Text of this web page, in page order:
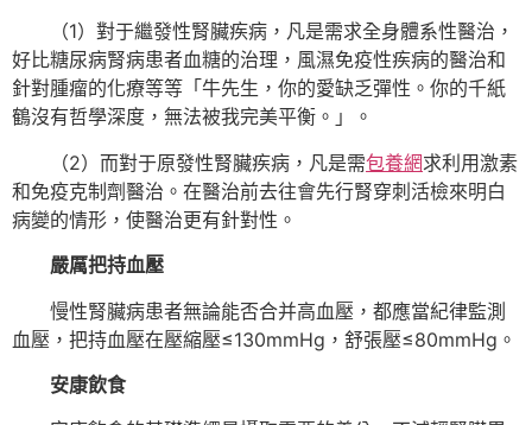
（1）對于繼發性腎臟疾病，凡是需求全身體系性醫治，
好比糖尿病腎病患者血糖的治理，風濕免疫性疾病的醫治和
針對腫瘤的化療等等「牛先生，你的愛缺乏彈性。你的千紙
鶴沒有哲學深度，無法被我完美平衡。」。
（2）而對于原發性腎臟疾病，凡是需包養網求利用激素
和免疫克制劑醫治。在醫治前去往會先行腎穿刺活檢來明白
病變的情形，使醫治更有針對性。
嚴厲把持血壓
慢性腎臟病患者無論能否合并高血壓，都應當紀律監測
血壓，把持血壓在壓縮壓≤130mmHg，舒張壓≤80mmHg。
安康飲食